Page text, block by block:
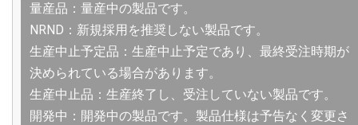
量産品：量産中の製品です。
NRND：新規採用を推奨しない製品です。
生産中止予定品：生産中止予定であり、最終受注時期が
決められている場合があります。
生産中止品：生産終了し、受注していない製品です。
開発中：開発中の製品です。製品仕様は予告なく変更さ